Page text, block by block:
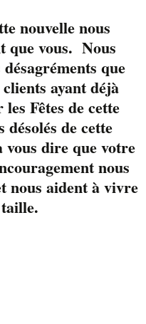
nouvelle nous
que vous. Nous
que
ayant déjà
Fêtes de cette
de cette
dire que votre
nous
nous aident à vivre